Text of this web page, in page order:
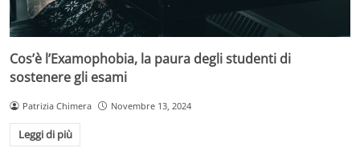
Cos’è l’Examophobia, la paura degli studenti di
sostenere gli esami
Patrizia Chimera Novembre 13, 2024
Leggi di più